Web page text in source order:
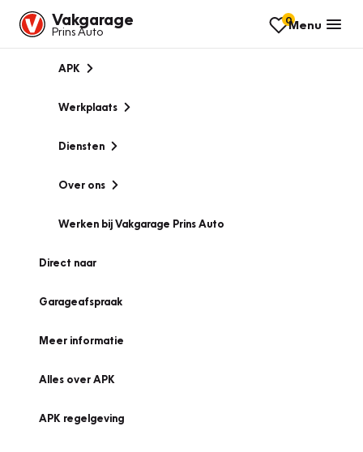
Vakgarage
Prins Auto
0Menu
APK
Werkplaats
Diensten
Over ons
Werken bij Vakgarage Prins Auto
Direct naar
Garageafspraak
Meer informatie
Alles over APK
APK regelgeving